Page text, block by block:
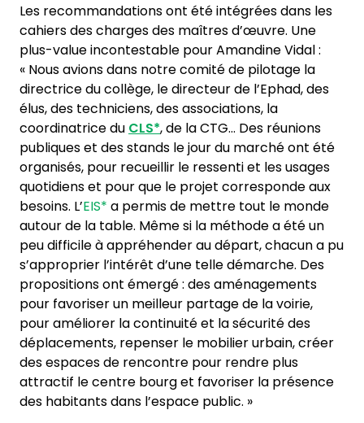
Les recommandations ont été intégrées dans les
cahiers des charges des maîtres d’œuvre. Une
plus-value incontestable pour Amandine Vidal :
« Nous avions dans notre comité de pilotage la
directrice du collège, le directeur de l’Ephad, des
élus, des techniciens, des associations, la
coordinatrice du CLS*, de la CTG… Des réunions
publiques et des stands le jour du marché ont été
organisés, pour recueillir le ressenti et les usages
quotidiens et pour que le projet corresponde aux
besoins. L’EIS* a permis de mettre tout le monde
autour de la table. Même si la méthode a été un
peu difficile à appréhender au départ, chacun a pu
s’approprier l’intérêt d’une telle démarche. Des
propositions ont émergé : des aménagements
pour favoriser un meilleur partage de la voirie,
pour améliorer la continuité et la sécurité des
déplacements, repenser le mobilier urbain, créer
des espaces de rencontre pour rendre plus
attractif le centre bourg et favoriser la présence
des habitants dans l’espace public. »